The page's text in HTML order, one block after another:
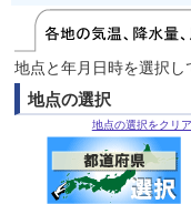
地点と年月日時を選択
地点の選択
地点の選択をクリア